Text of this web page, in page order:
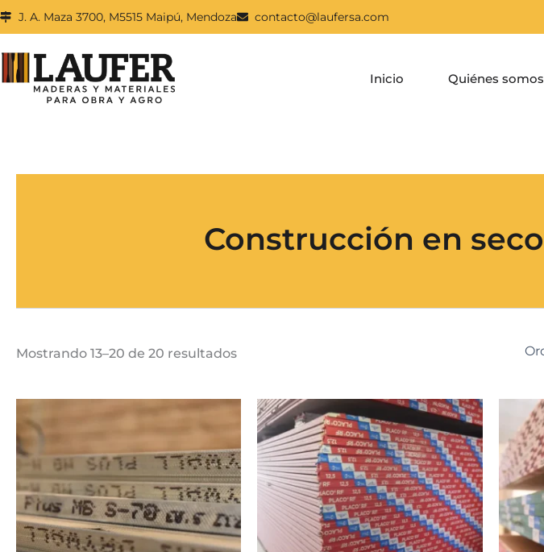
Ir
al
contenido
J. A. Maza 3700, M5515 Maipú, Mendoza contacto@laufersa.com
Inicio Quiénes somos
Construcción en seco
Mostrando 13–20 de 20 resultados